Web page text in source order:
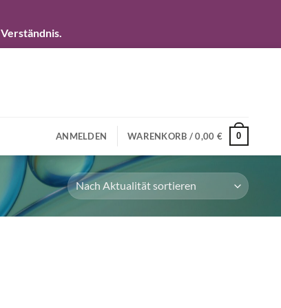
ANMELDEN WARENKORB /0,00 € 0